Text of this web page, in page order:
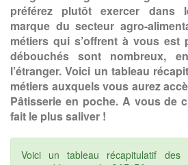
préférez plutôt exercer dans
marque du secteur agro-
métiers qui s’offrent à vous est
débouchés sont nombreux,
l’étranger. Voici un tableau
métiers auxquels vous aurez
Pâtisserie en poche. A vous de
fait le plus saliver !
Voici un tableau récapitulatif des